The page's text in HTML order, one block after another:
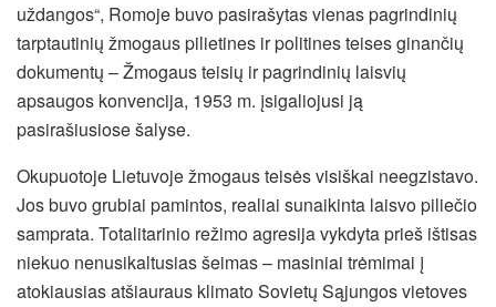
uždangos“, Romoje buvo pasirašytas vienas pagrindinių
tarptautinių žmogaus pilietines ir politines teises ginančių
dokumentų – Žmogaus teisių ir pagrindinių laisvių
apsaugos konvencija, 1953 m. įsigaliojusi ją
pasirašiusiose šalyse.
Okupuotoje Lietuvoje žmogaus teisės visiškai neegzistavo.
Jos buvo grubiai pamintos, realiai sunaikinta laisvo piliečio
samprata. Totalitarinio režimo agresija vykdyta prieš ištisas
niekuo nenusikaltusias šeimas – masiniai trėmimai į
atokiausias atšiauraus klimato Sovietų Sąjungos vietoves